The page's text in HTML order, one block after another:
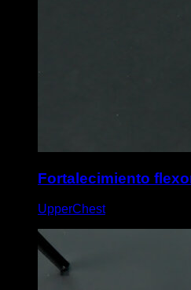
Fortalecimiento
UpperChest